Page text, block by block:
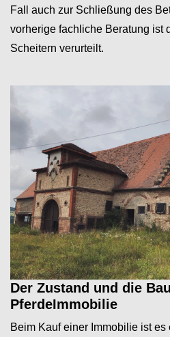
Fall auch zur Schließung des
vorherige fachliche Beratung ist
Scheitern verurteilt.
Der Zustand und die
PferdeImmobilie
Beim Kauf einer Immobilie ist es